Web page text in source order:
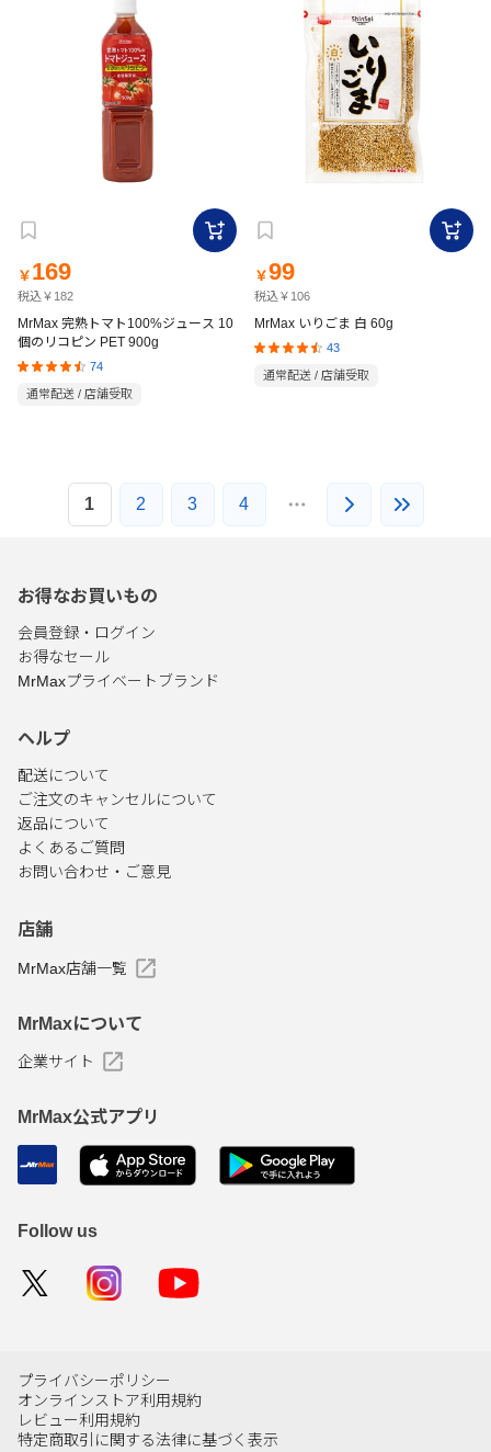
￥ 169
税込￥182
MrMax 完熟トマト100%ジュース 10
個のリコピン PET 900g
74
通常配送 / 店舗受取
￥99
税込￥106
MrMax いりごま 白 60g
43
通常配送 / 店舗受取
1 2 3 4
お得なお買いもの
会員登録・ログイン
お得なセール
MrMaxプライベートブランド
ヘルプ
配送について
ご注文のキャンセルについて
返品について
よくあるご質問
お問い合わせ・ご意見
店舗
MrMax店舗一覧
MrMaxについて
企業サイト
MrMax公式アプリ
Follow us
プライバシーポリシー
オンラインストア利用規約
レビュー利用規約
特定商取引に関する法律に基づく表示